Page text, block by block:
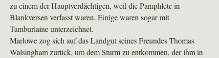
zu einem der Hauptverdächtigen, weil die Pamphlete in
Blankversen verfasst waren. Einige waren sogar mit
Tamburlaine unterzeichnet.
Marlowe zog sich auf das Landgut seines Freundes Thomas
Walsingham zurück, um dem Sturm zu entkommen, der ihm in